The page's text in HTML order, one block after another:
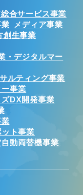
合サービス事業
メディア事業
創生事業
・デジタルマー
ルティング事業
事業
DX開発事業
ト事業
動両替機事業